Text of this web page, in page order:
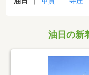
油日の新